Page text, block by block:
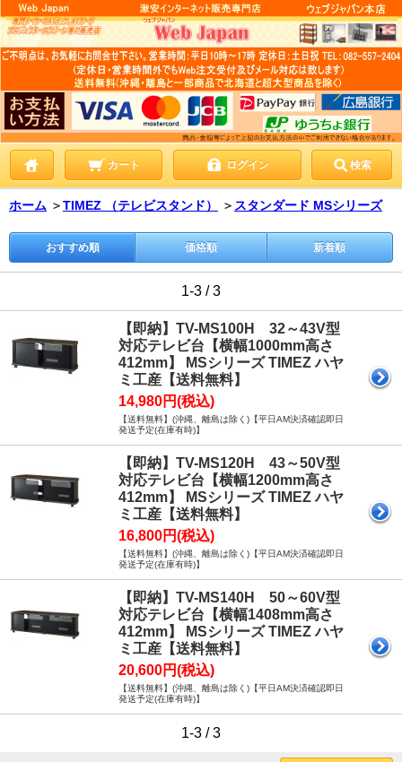
カート ログイン 検索
ホーム ＞TIMEZ （テレビスタンド） ＞ スタンダード MSシリーズ
おすすめ順 価格順 新着順
1-3 / 3
【即納】TV-MS100H 32～43V型
対応テレビ台【横幅1000mm高さ
412mm】 MSシリーズ TIMEZ ハヤ
ミ工産【送料無料】
14,980円(税込)
【送料無料】(沖縄、離島は除く)【平日AM決済確認即日
発送予定(在庫有時)】
【即納】TV-MS120H 43～50V型
対応テレビ台【横幅1200mm高さ
412mm】 MSシリーズ TIMEZ ハヤ
ミ工産【送料無料】
16,800円(税込)
【送料無料】(沖縄、離島は除く)【平日AM決済確認即日
発送予定(在庫有時)】
【即納】TV-MS140H 50～60V型
対応テレビ台【横幅1408mm高さ
412mm】 MSシリーズ TIMEZ ハヤ
ミ工産【送料無料】
20,600円(税込)
【送料無料】(沖縄、離島は除く)【平日AM決済確認即日
発送予定(在庫有時)】
1-3 / 3